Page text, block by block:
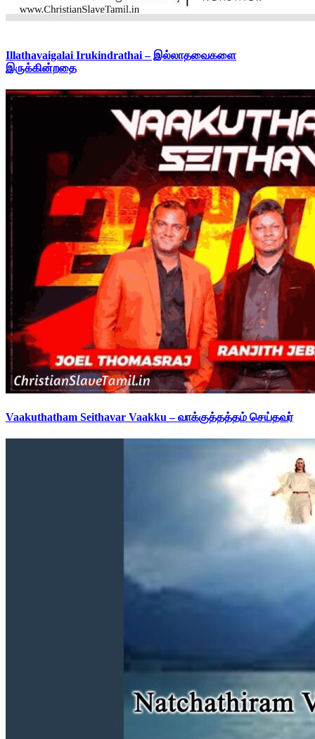
Illathavaigalai Irukindrathai – இல்லாதவைகளை
இருக்கின்றதை
Vaakuthatham Seithavar Vaakku – வாக்குத்தத்தம் செய்தவர்